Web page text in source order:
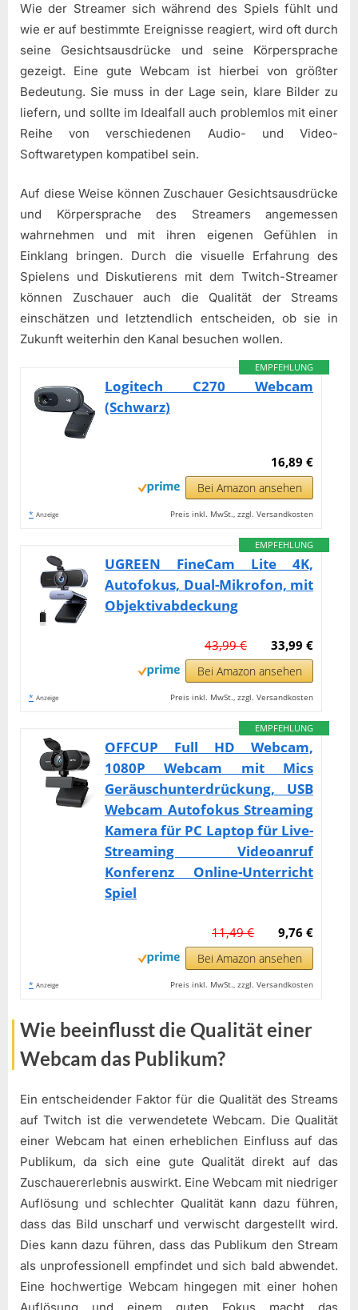
Wie der Streamer sich während des Spiels fühlt und
wie er auf bestimmte Ereignisse reagiert, wird oft durch
seine Gesichtsausdrücke und seine Körpersprache
gezeigt. Eine gute Webcam ist hierbei von größter
Bedeutung. Sie muss in der Lage sein, klare Bilder zu
liefern, und sollte im Idealfall auch problemlos mit einer
Reihe von verschiedenen Audio- und Video-
Softwaretypen kompatibel sein.
Auf diese Weise können Zuschauer Gesichtsausdrücke
und Körpersprache des Streamers angemessen
wahrnehmen und mit ihren eigenen Gefühlen in
Einklang bringen. Durch die visuelle Erfahrung des
Spielens und Diskutierens mit dem Twitch-Streamer
können Zuschauer auch die Qualität der Streams
einschätzen und letztendlich entscheiden, ob sie in
Zukunft weiterhin den Kanal besuchen wollen.
EMPFEHLUNG
Logitech C270 Webcam
(Schwarz)
16,89 €
Bei Amazon ansehen
* Anzeige Preis inkl. MwSt., zzgl. Versandkosten
EMPFEHLUNG
UGREEN FineCam Lite 4K,
Autofokus, Dual-Mikrofon, mit
Objektivabdeckung
33,99 €
43,99 €
Bei Amazon ansehen
* Anzeige Preis inkl. MwSt., zzgl. Versandkosten
EMPFEHLUNG
OFFCUP Full HD Webcam,
1080P Webcam mit Mics
Geräuschunterdrückung, USB
Webcam Autofokus Streaming
Kamera für PC Laptop für Live-
Streaming Videoanruf
Konferenz Online-Unterricht
Spiel
9,76 €
11,49 €
Bei Amazon ansehen
* Anzeige Preis inkl. MwSt., zzgl. Versandkosten
Wie beeinflusst die Qualität einer
Webcam das Publikum?
Ein entscheidender Faktor für die Qualität des Streams
auf Twitch ist die verwendetete Webcam. Die Qualität
einer Webcam hat einen erheblichen Einfluss auf das
Publikum, da sich eine gute Qualität direkt auf das
Zuschauererlebnis auswirkt. Eine Webcam mit niedriger
Auflösung und schlechter Qualität kann dazu führen,
dass das Bild unscharf und verwischt dargestellt wird.
Dies kann dazu führen, dass das Publikum den Stream
als unprofessionell empfindet und sich bald abwendet.
Eine hochwertige Webcam hingegen mit einer hohen